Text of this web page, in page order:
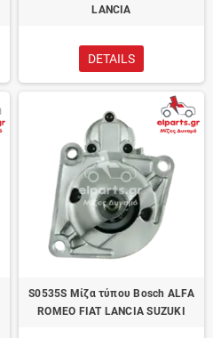
LANCIA
DETAILS
S0535S Μίζα τύπου Bosch ALFA
ROMEO FIAT LANCIA SUZUKI